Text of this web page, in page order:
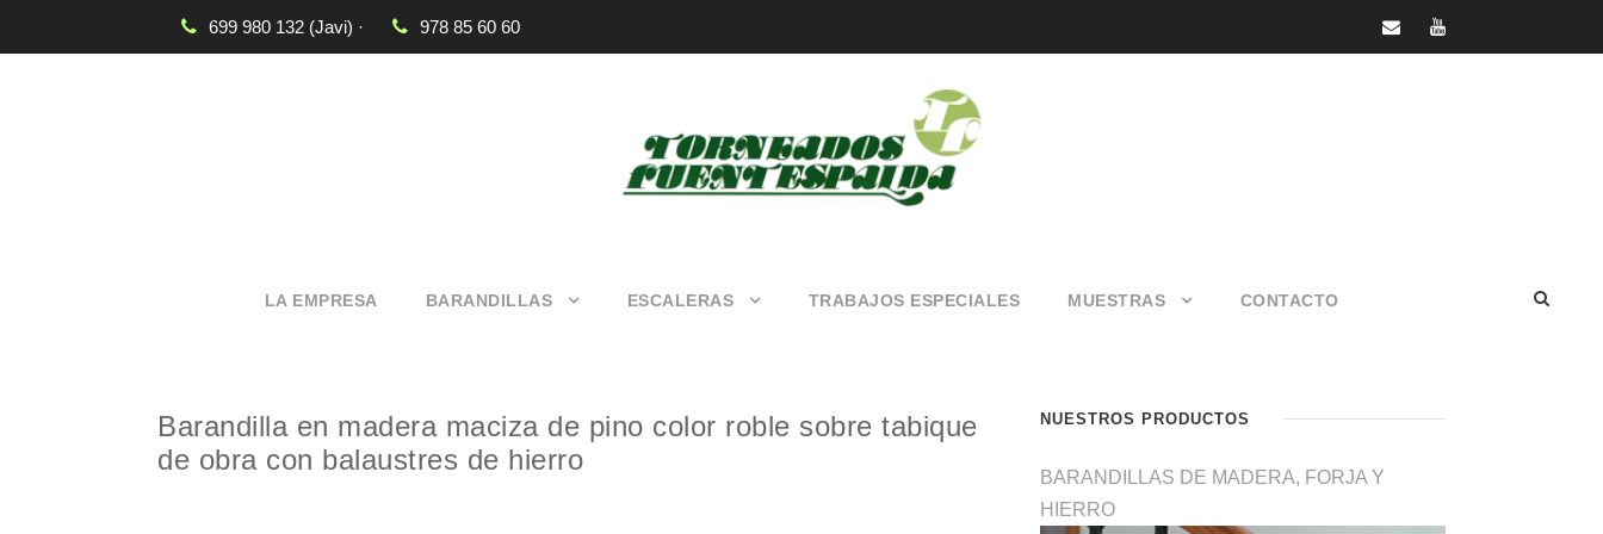
699 980 132 (Javi) · 978 85 60 60
LA EMPRESA BARANDILLAS ESCALERAS TRABAJOS ESPECIALES MUESTRAS CONTACTO
Barandilla en madera maciza de pino color roble sobre tabique
de obra con balaustres de hierro
NUESTROS PRODUCTOS
BARANDILLAS DE MADERA, FORJA Y
HIERRO